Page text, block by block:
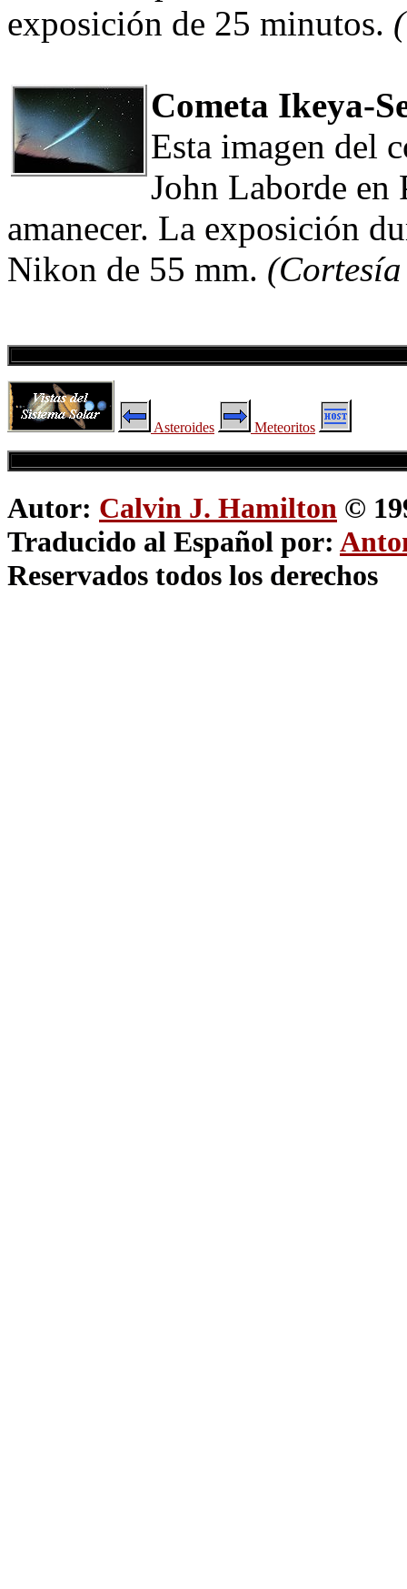
exposición de 25 minutos.
Cometa Ikeya-
Esta imagen del
John Laborde en
amanecer. La exposición
Nikon de 55 mm.
Asteroides Meteoritos
Autor: Calvin J. Hamilton ©
Traducido al Español por:
Reservados todos los derechos